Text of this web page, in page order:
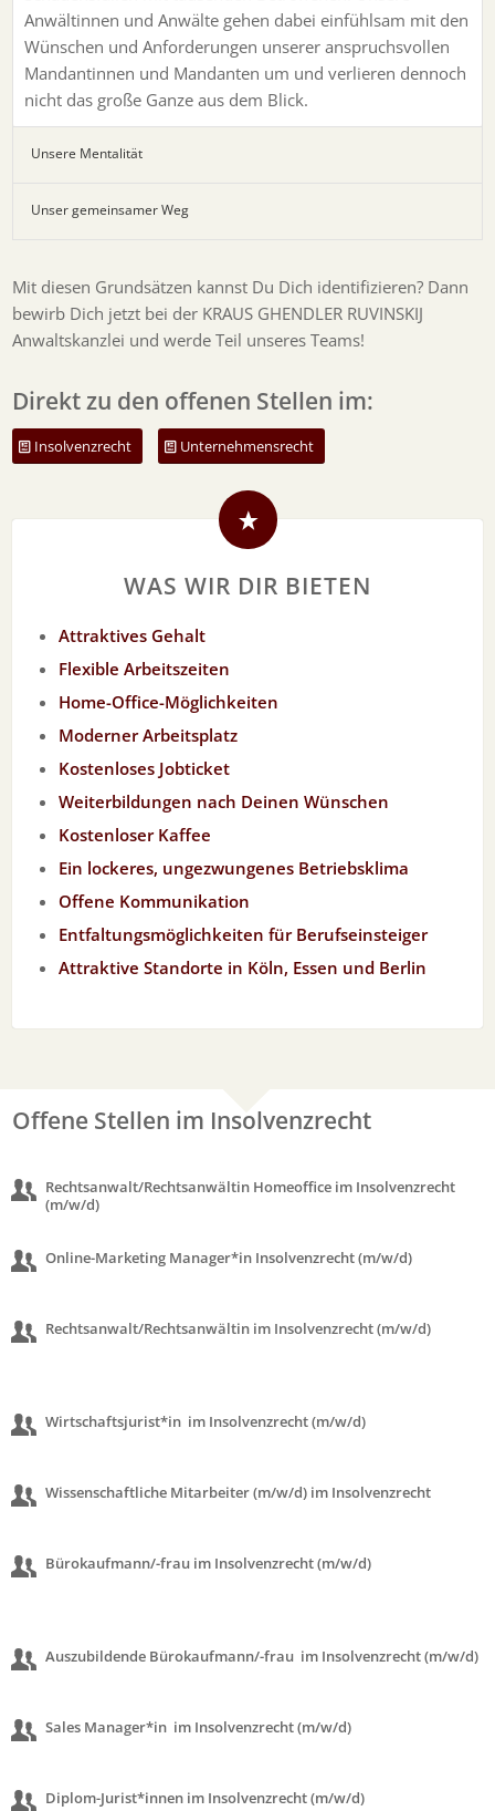
Anwältinnen und Anwälte gehen dabei einfühlsam mit den
Wünschen und Anforderungen unserer anspruchsvollen
Mandantinnen und Mandanten um und verlieren dennoch
nicht das große Ganze aus dem Blick.
Unsere Mentalität
Unser gemeinsamer Weg
Mit diesen Grundsätzen kannst Du Dich identifizieren? Dann
bewirb Dich jetzt bei der KRAUS GHENDLER RUVINSKIJ
Anwaltskanzlei und werde Teil unseres Teams!
Direkt zu den offenen Stellen im:
Insolvenzrecht Unternehmensrecht
WAS WIR DIR BIETEN
Attraktives Gehalt
Flexible Arbeitszeiten
Home-Office-Möglichkeiten
Moderner Arbeitsplatz
Kostenloses Jobticket
Weiterbildungen nach Deinen Wünschen
Kostenloser Kaffee
Ein lockeres, ungezwungenes Betriebsklima
Offene Kommunikation
Entfaltungsmöglichkeiten für Berufseinsteiger
Attraktive Standorte in Köln, Essen und Berlin
Offene Stellen im Insolvenzrecht
Rechtsanwalt/Rechtsanwältin Homeoffice im Insolvenzrecht
(m/w/d)
Online-Marketing Manager*in Insolvenzrecht(m/w/d)
Rechtsanwalt/Rechtsanwältin im Insolvenzrecht (m/w/d)
Wirtschaftsjurist*in im Insolvenzrecht(m/w/d)
Wissenschaftliche Mitarbeiter (m/w/d) im Insolvenzrecht
Bürokaufmann/-frau im Insolvenzrecht (m/w/d)
Auszubildende Bürokaufmann/-frau im Insolvenzrecht(m/w/d)
Sales Manager*in im Insolvenzrecht(m/w/d)
Diplom-Jurist*innen im Insolvenzrecht (m/w/d)